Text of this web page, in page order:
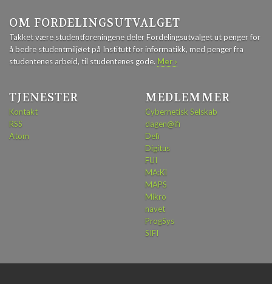
OM FORDELINGSUTVALGET
Takket være studentforeningene deler Fordelingsutvalget ut penger for
å bedre studentmiljøet på Institutt for informatikk, med penger fra
studentenes arbeid, til studentenes gode. Mer ›
TJENESTER
Kontakt
RSS
Atom
MEDLEMMER
Cybernetisk Selskab
dagen@ifi
Defi
Digitus
FUI
MA:KI
MAPS
Mikro
navet
ProgSys
SIFI